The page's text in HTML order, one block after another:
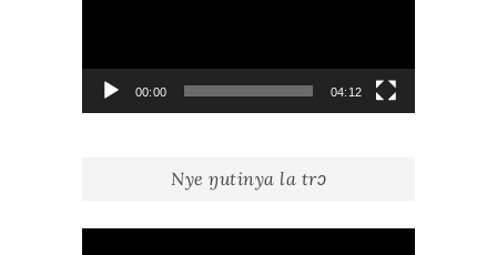
00:00 04:12
Nye ŋutinya la trɔ